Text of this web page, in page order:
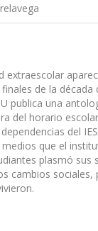
extraescolar
de la
publica una
del horario
del
que el
plasmó sus
cambios sociales,